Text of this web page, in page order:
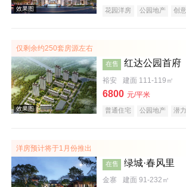
效果图
花园洋房 公园地产 创
仅剩余约250套房源左右
在售 红达公园首府
裕安 建面 111-119㎡
6800 元/平米
普通住宅 公园地产 潜
洋房预计将于1月份推出
在售 绿城·春风里
金寨 建面 91-232㎡